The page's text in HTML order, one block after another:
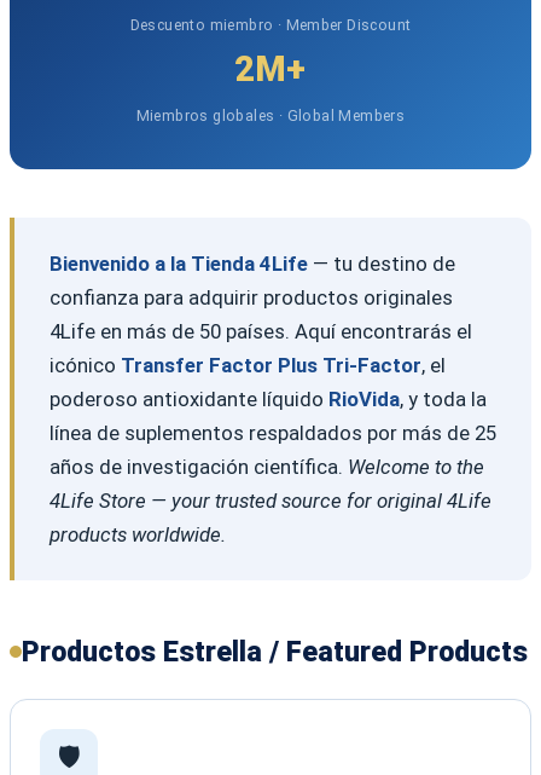
Descuento miembro · Member Discount
2M+
Miembros globales · Global Members
Bienvenido a la Tienda 4Life— tu destino de
confianza para adquirir productos originales
4Life en más de 50 países. Aquí encontrarás el
icónico Transfer Factor Plus Tri-Factor, el
poderoso antioxidante líquido RioVida, y toda la
línea de suplementos respaldados por más de 25
años de investigación científica. Welcome to the
4Life Store — your trusted source for original 4Life
products worldwide.
Productos Estrella / Featured Products
🛡️